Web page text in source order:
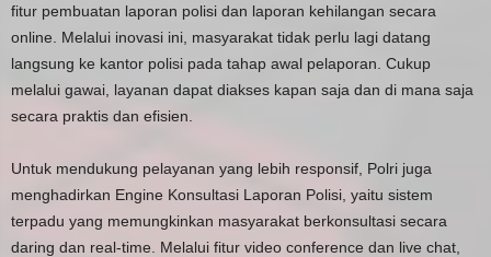
fitur pembuatan laporan polisi dan laporan kehilangan secara
online. Melalui inovasi ini, masyarakat tidak perlu lagi datang
langsung ke kantor polisi pada tahap awal pelaporan. Cukup
melalui gawai, layanan dapat diakses kapan saja dan di mana saja
secara praktis dan efisien.
Untuk mendukung pelayanan yang lebih responsif, Polri juga
menghadirkan Engine Konsultasi Laporan Polisi, yaitu sistem
terpadu yang memungkinkan masyarakat berkonsultasi secara
daring dan real-time. Melalui fitur video conference dan live chat,